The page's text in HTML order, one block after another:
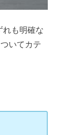
れも明確な
いてカテ